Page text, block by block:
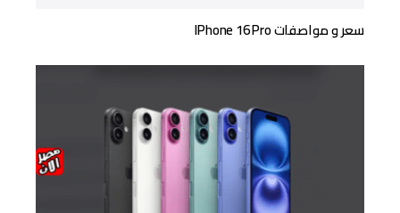
سعر و مواصفات IPhone 16 Pro